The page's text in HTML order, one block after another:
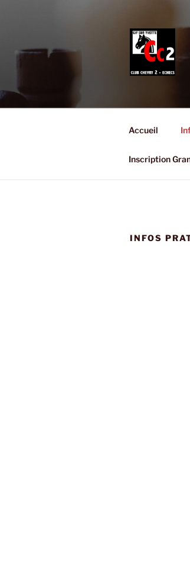
principal
Accueil
Inscription
INFOS